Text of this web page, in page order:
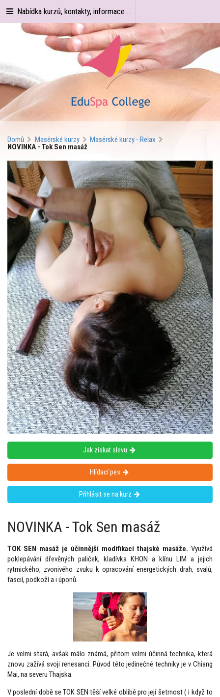
Nabídka kurzů, kontakty, informace ...
Domů Masérské kurzy
Masérské kurzy - Relax
NOVINKA - Tok Sen masáž
Jak získat slevu
Hlídací pes
Přihlásit se na kurz
NOVINKA - Tok Sen masáž
TOK SEN masáž je účinnější modifikací thajské masáže. Využívá
poklepávání dřevěných paliček, kladívka KHON a klínu LIM a jejich
rytmického, zvonivého zvuku k opracování energetických drah, svalů,
fascií, podkoží a i úponů.
Je velmi stará, avšak málo známá, přitom velmi účinná technika, která
znovu zažívá svoji renesanci. Původ této jedinečné techniky je v Chiang
Mai, na severu Thajska.
V poslední době se TOK SEN těší velké oblibě pro její šetrnost ( i když to